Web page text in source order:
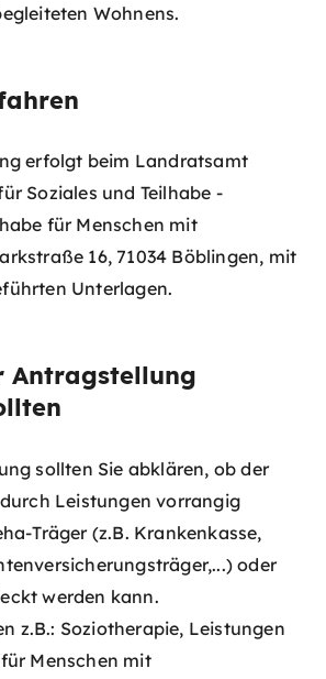
Wohnens.
erfolgt beim Landratsamt
Soziales und Teilhabe -
für Menschen mit
16, 71034 Böblingen, mit
Unterlagen.
Antragstellung
sollten Sie abklären, ob der
Leistungen vorrangig
Träger (z.B. Krankenkasse,
oder
werden kann.
z.B.: Soziotherapie, Leistungen
Menschen mit